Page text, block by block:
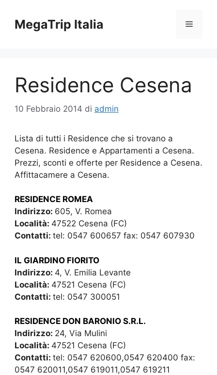
contenuto
MegaTrip Italia Menu
Residence Cesena
10 Febbraio 2014 di admin
Lista di tutti i Residence che si trovano a
Cesena. Residence e Appartamenti a Cesena.
Prezzi, sconti e offerte per Residence a Cesena.
Affittacamere a Cesena.
RESIDENCE ROMEA
Indirizzo: 605, V. Romea
Località: 47522 Cesena (FC)
Contatti: tel: 0547 600657 fax: 0547 607930
IL GIARDINO FIORITO
Indirizzo: 4, V. Emilia Levante
Località: 47521 Cesena (FC)
Contatti: tel: 0547 300051
RESIDENCE DON BARONIO S.R.L.
Indirizzo: 24, Via Mulini
Località: 47521 Cesena (FC)
Contatti: tel: 0547 620600,0547 620400 fax:
0547 620011,0547 619011,0547 619211